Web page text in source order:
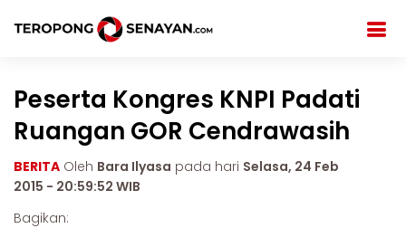
Peserta Kongres KNPI Padati
Ruangan GOR Cendrawasih
BERITA Oleh Bara Ilyasa pada hari Selasa, 24 Feb
2015 - 20:59:52 WIB
Bagikan: